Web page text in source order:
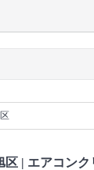
区 | エアコン